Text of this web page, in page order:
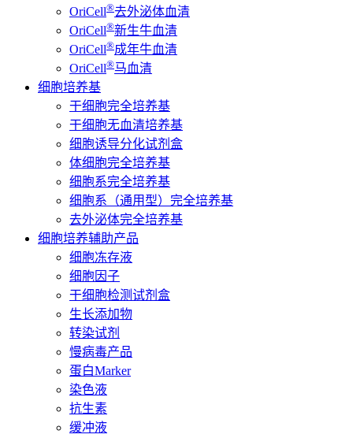
OriCell®去外泌体血清
OriCell®新生牛血清
OriCell®成年牛血清
OriCell®马血清
细胞培养基
干细胞完全培养基
干细胞无血清培养基
细胞诱导分化试剂盒
体细胞完全培养基
细胞系完全培养基
细胞系（通用型）完全培养基
去外泌体完全培养基
细胞培养辅助产品
细胞冻存液
细胞因子
干细胞检测试剂盒
生长添加物
转染试剂
慢病毒产品
蛋白Marker
染色液
抗生素
缓冲液